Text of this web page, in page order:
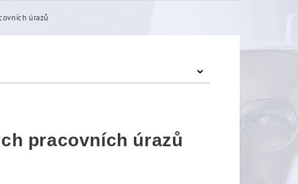
úrazů
pracovních úrazů